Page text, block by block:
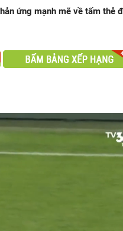
ứng mạnh mẽ về tấm thẻ